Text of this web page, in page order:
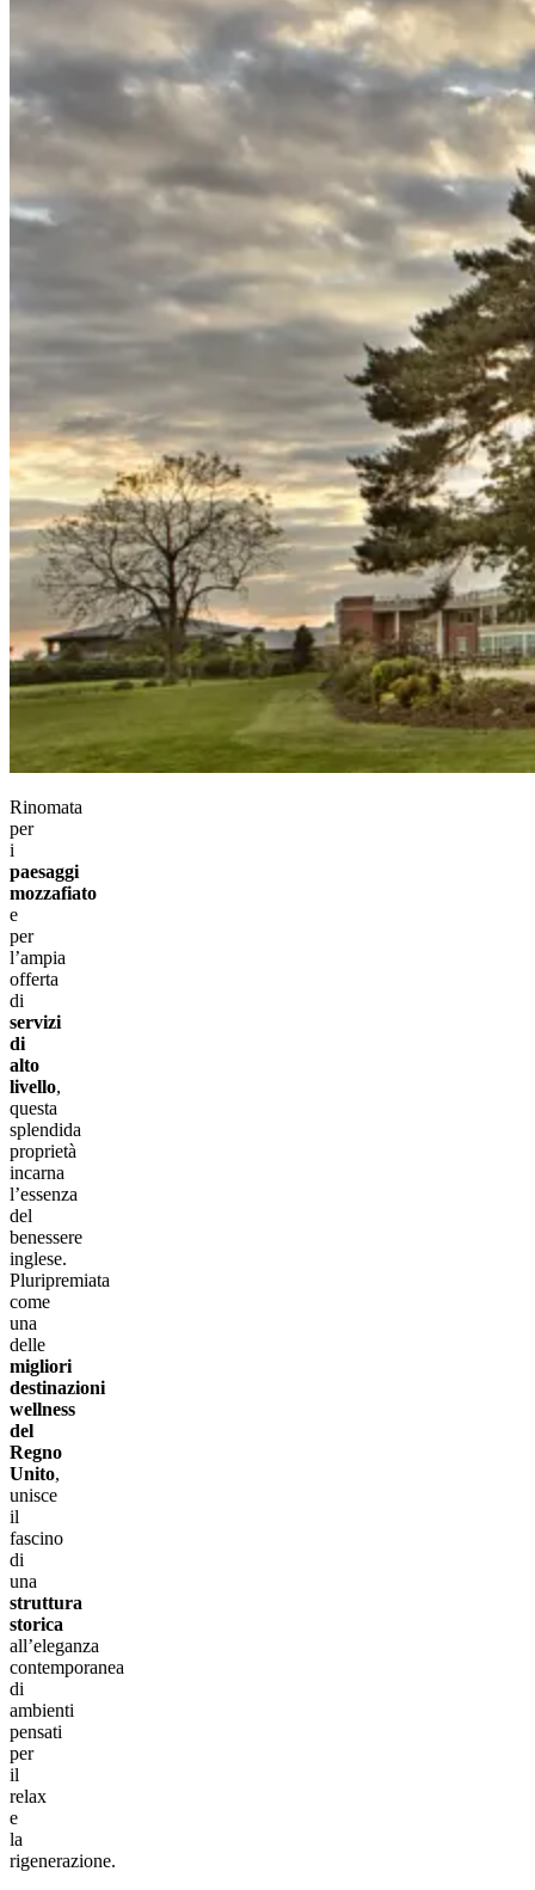
Rinomata
per
i
paesaggi
mozzafiato
e
per
l’ampia
offerta
di
servizi
di
alto
livello,
questa
splendida
proprietà
incarna
l’essenza
del
benessere
inglese.
Pluripremiata
come
una
delle
migliori
destinazioni
wellness
del
Regno
Unito,
unisce
il
fascino
di
una
struttura
storica
all’eleganza
contemporanea
di
ambienti
pensati
per
il
relax
e
la
rigenerazione.